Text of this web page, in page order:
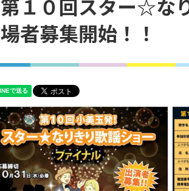
第１０回スター☆な
場者募集開始！！